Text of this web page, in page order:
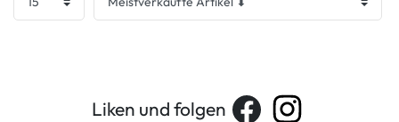
Liken und folgen